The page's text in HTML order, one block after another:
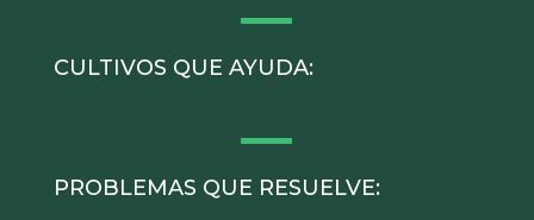
CULTIVOS QUE AYUDA:
PROBLEMAS QUE RESUELVE: